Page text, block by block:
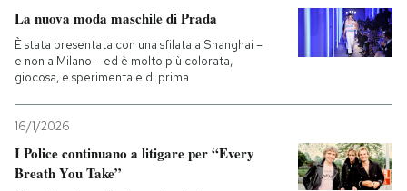
CALENDARIO
AREA PERSONALE
Entra
La nuova moda maschile di Prada
È stata presentata con una sfilata a Shanghai –
e non a Milano – ed è molto più colorata,
giocosa, e sperimentale di prima
16/1/2026
I Police continuano a litigare per “Every
Breath You Take”